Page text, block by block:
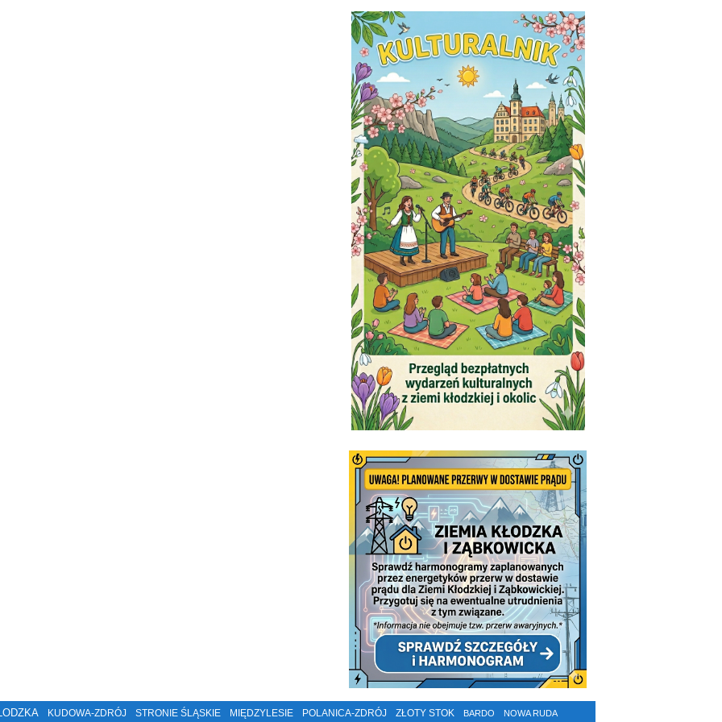
KUDOWA-ZDRÓJ STRONIE ŚLĄSKIE MIĘDZYLESIE POLANICA-ZDRÓJ ZŁOTY STOK BARDO NOWA RUDA